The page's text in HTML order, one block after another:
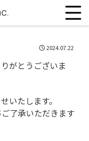
2024.07.22
がとうございま
いたします。
了承いただきます